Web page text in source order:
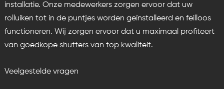
installatie. Onze medewerkers zorgen ervoor dat uw
rolluiken tot in de puntjes worden geïnstalleerd en feilloos
functioneren. Wij zorgen ervoor dat u maximaal profiteert
van goedkope shutters van top kwaliteit.
Veelgestelde vragen